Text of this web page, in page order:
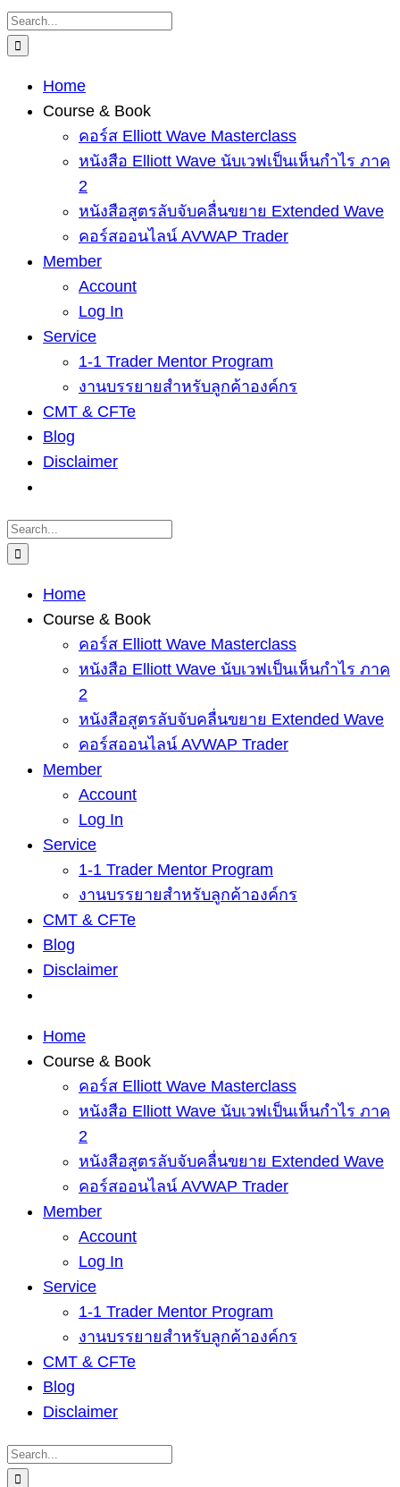
Skip
to
Search
for:
Home
Course & Book
คอร์ส Elliott Wave Masterclass
หนังสือ Elliott Wave นับเวฟเป็นเห็นกำไร ภาค
2
หนังสือสูตรลับจับคลื่นขยาย Extended Wave
คอร์สออนไลน์ AVWAP Trader
Member
Account
Log In
Service
1-1 Trader Mentor Program
งานบรรยายสำหรับลูกค้าองค์กร
CMT & CFTe
Blog
Disclaimer
Search
for:
Home
Course & Book
คอร์ส Elliott Wave Masterclass
หนังสือ Elliott Wave นับเวฟเป็นเห็นกำไร ภาค
2
หนังสือสูตรลับจับคลื่นขยาย Extended Wave
คอร์สออนไลน์ AVWAP Trader
Member
Account
Log In
Service
1-1 Trader Mentor Program
งานบรรยายสำหรับลูกค้าองค์กร
CMT & CFTe
Blog
Disclaimer
Home
Course & Book
คอร์ส Elliott Wave Masterclass
หนังสือ Elliott Wave นับเวฟเป็นเห็นกำไร ภาค
2
หนังสือสูตรลับจับคลื่นขยาย Extended Wave
คอร์สออนไลน์ AVWAP Trader
Member
Account
Log In
Service
1-1 Trader Mentor Program
งานบรรยายสำหรับลูกค้าองค์กร
CMT & CFTe
Blog
Disclaimer
Search
for: